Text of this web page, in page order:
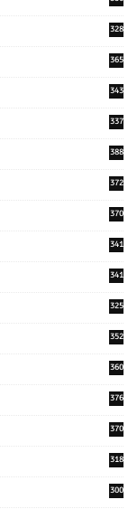
328
365
343
337
388
372
370
341
341
325
352
360
376
370
318
300